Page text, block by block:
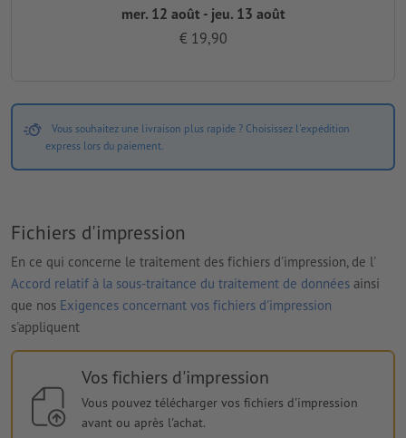
mer. 12 août - jeu. 13 août
€ 19,90
Vous souhaitez une livraison plus rapide ? Choisissez l'expédition
express lors du paiement.
Fichiers d'impression
En ce qui concerne le traitement des fichiers d'impression, de l'
Accord relatif à la sous-traitance du traitement de données ainsi
que nos Exigences concernant vos fichiers d'impression
s'appliquent
Vos fichiers d'impression
Vous pouvez télécharger vos fichiers d'impression
avant ou après l'achat.